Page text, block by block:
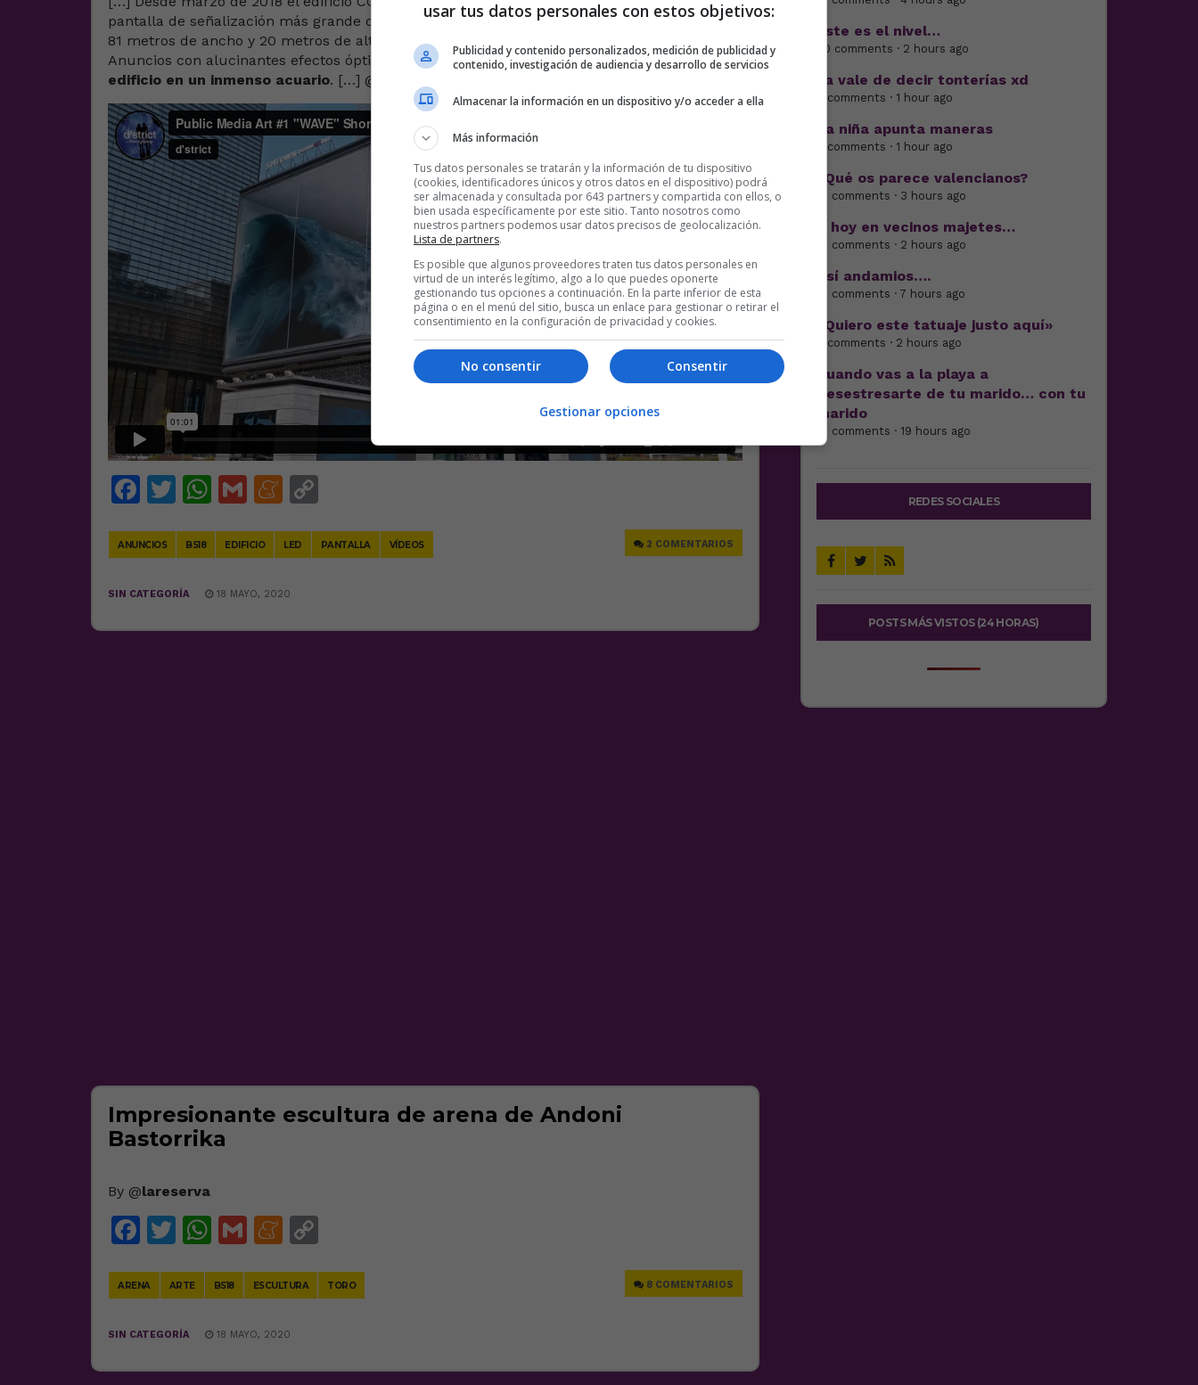
pantalla de señalización más grande de Corea del Sur. Una mastodóntica pantalla LED de
81 metros de ancho y 20 metros de altura que envuelve todo el edificio. ¿Resultado?
Anuncios con alucinantes efectos ópticos como estaola que parece transformar todo el
edificio en un inmenso acuario. […] @
Facebook
Twitter
WhatsApp
GmailMeneame
ANUNCIOS BS18 EDIFICIO LED PANTALLA VÍDEOS 2 COMENTARIOS
SIN CATEGORÍA 18 MAYO, 2020
Impresionante escultura de arena de Andoni
Bastorrika
By @lareserva
Facebook
Twitter
WhatsApp
GmailMeneame
ARENA ARTE BS18 ESCULTURA TORO 8 COMENTARIOS
SIN CATEGORÍA 18 MAYO, 2020
Este es el nivel…
20 comments · 2 hours ago
Ya vale de decir tonterías xd
6 comments · 1 hour ago
La niña apunta maneras
5 comments · 1 hour ago
¿Qué os parece valencianos?
17 comments · 3 hours ago
Y hoy en vecinos majetes…
15 comments · 2 hours ago
Así andamios….
16 comments · 7 hours ago
«Quiero este tatuaje justo aquí»
4 comments · 2 hours ago
Cuando vas a la playa a
desestresarte de tu marido… con tu
marido
15 comments · 19 hours ago
REDES SOCIALES
POSTS MÁS VISTOS (24 HORAS)
usar tus datos personales con estos objetivos:
Publicidad y contenido personalizados, medición de publicidad y
contenido, investigación de audiencia y desarrollo de servicios
Almacenar la información en un dispositivo y/o acceder a ella
Más información
Tus datos personales se tratarán y la información de tu dispositivo
(cookies, identificadores únicos y otros datos en el dispositivo) podrá
ser almacenada y consultada por 643 partners y compartida con ellos, o
bien usada específicamente por este sitio. Tanto nosotros como
nuestros partners podemos usar datos precisos de geolocalización.
Lista de partners.
Es posible que algunos proveedores traten tus datos personales en
virtud de un interés legítimo, algo a lo que puedes oponerte
gestionando tus opciones a continuación. En la parte inferior de esta
página o en el menú del sitio, busca un enlace para gestionar o retirar el
consentimiento en la configuración de privacidad y cookies.
Consentir
No consentir
Gestionar opciones